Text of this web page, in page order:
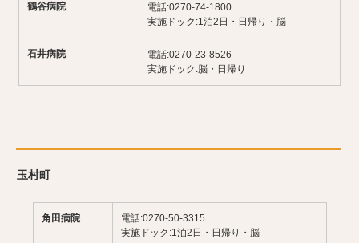
鶴谷病院
電話:0270-74-1800
実施ドック:1泊2日・日帰り・脳
石井病院
電話:0270-23-8526
実施ドック:脳・日帰り
玉村町
角田病院
電話:0270-50-3315
実施ドック:1泊2日・日帰り・脳